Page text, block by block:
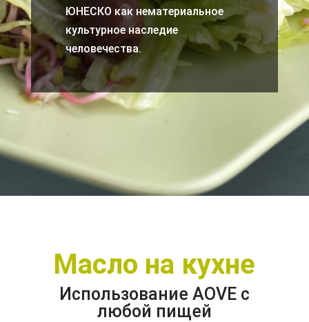
ЮНЕСКО как нематериальное
культурное наследие
человечества.
Масло на кухне
Использование AOVE с
любой пищей